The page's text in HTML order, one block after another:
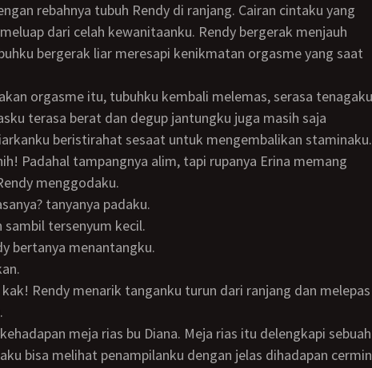
rebahnya tubuh Rendy di ranjang. Cairan cintaku yang
dari celah kewanitaanku. Rendy bergerak menjauh
bergerak liar meresapi kenikmatan orgasme yang saat
terasa berat dan degup jantungku juga masih saja
beristirahat sesaat untuk mengembalikan staminaku.
menggodaku.
tanyanya padaku.
sambil tersenyum kecil.
bertanya menantangku.
bisa melihat penampilanku dengan jelas dihadapan cermin